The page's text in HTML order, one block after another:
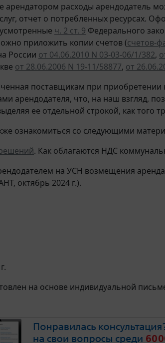
расходы арендодатель
отчет о потребленных ресурсах.
ч. 2 ст. 9 Федерального
приложить копии счетов (счетов-
России от 04.06.2010 N 03-03-06/1/382,
от 28.06.2006 N 19-11/58877, от
поставщикам при приобретении
арендодателя, что, на наш взгляд,
ее отдельной строкой, как того
ознакомиться со следующими
. Как облагаются НДС
на УСН возмещения
октябрь 2024 г.).
на основе индивидуальной